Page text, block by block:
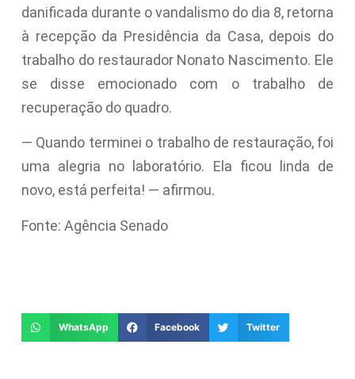
danificada durante o vandalismo do dia 8, retorna
à recepção da Presidência da Casa, depois do
trabalho do restaurador Nonato Nascimento. Ele
se disse emocionado com o trabalho de
recuperação do quadro.
— Quando terminei o trabalho de restauração, foi
uma alegria no laboratório. Ela ficou linda de
novo, está perfeita! — afirmou.
Fonte: Agência Senado
WhatsApp Facebook Twitter